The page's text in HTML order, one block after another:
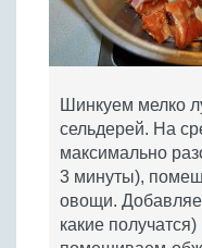
Шинкуем мелко
сельдерей. На
максимально
3 минуты),
овощи.
какие